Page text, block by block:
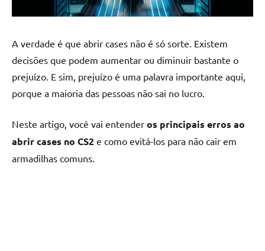
A verdade é que abrir cases não é só sorte. Existem
decisões que podem aumentar ou diminuir bastante o
prejuízo. E sim, prejuízo é uma palavra importante aqui,
porque a maioria das pessoas não sai no lucro.
Neste artigo, você vai entender os principais erros ao
abrir cases no CS2 e como evitá-los para não cair em
armadilhas comuns.